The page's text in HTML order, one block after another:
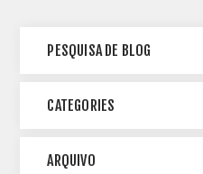
PESQUISA DE BLOG
CATEGORIES
ARQUIVO